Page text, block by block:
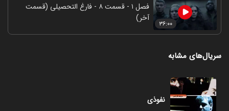
۳۶:۰۰
فصل ۱ - قسمت ۸ - فارغ التحصیلی (قسمت
آخر)
سریال‌های مشابه
نفوذی